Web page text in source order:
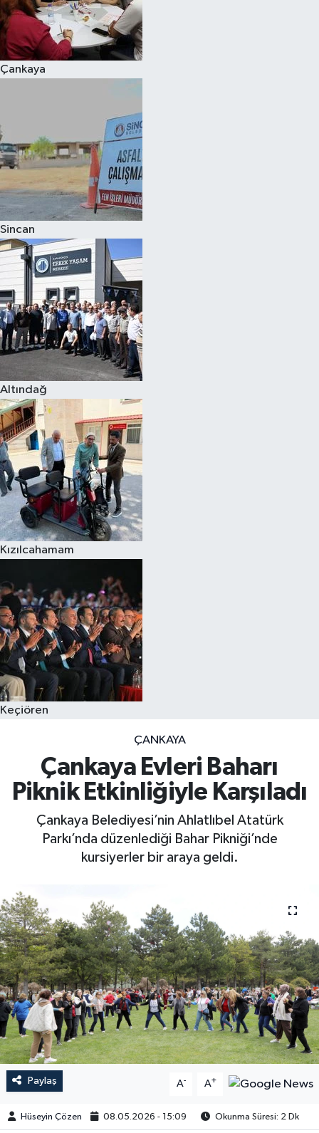
Çankaya
Sincan
Altındağ
Kızılcahamam
Keçiören
ÇANKAYA
Çankaya Evleri Baharı
Piknik Etkinliğiyle Karşıladı
Çankaya Belediyesi’nin Ahlatlıbel Atatürk
Parkı’nda düzenlediği Bahar Pikniği’nde
kursiyerler bir araya geldi.
Paylaş A- A+
Hüseyin Çözen 08.05.2026 - 15:09 Okunma Süresi: 2 Dk